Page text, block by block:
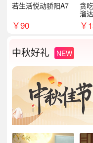
若生活悦动骄阳A7
￥90
贪
溜
￥
中秋好礼 NEW